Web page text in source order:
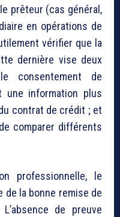
prêteur (cas général,
en opérations de
vérifier que la
dernière vise deux
consentement de
une information plus
contrat de crédit ; et
comparer différents
professionnelle, le
de la bonne remise de
de preuve